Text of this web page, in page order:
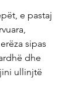
e pastaj
sipas
dhe
ullinjtë